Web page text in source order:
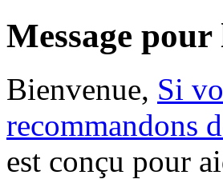
Message
Bienvenue, Si
recommandons
est conçu pour